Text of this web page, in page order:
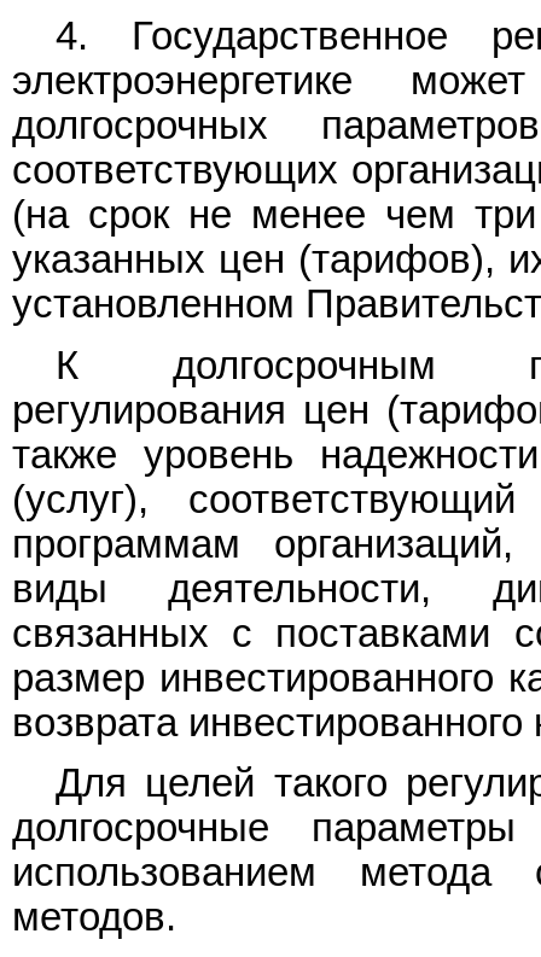
4. Государственное
электроэнергетике
долгосрочных
соответствующих
(на срок не менее чем
указанных цен (тарифов),
установленном
К долгосрочным
регулирования цен
также уровень
(услуг),
программам
виды деятельности,
связанных с поставками
размер инвестированного
возврата
Для целей такого
долгосрочные
использованием
методов.